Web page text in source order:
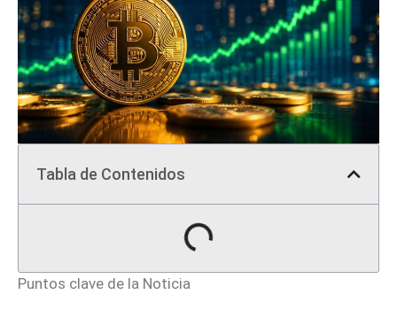
Tabla de Contenidos
Puntos clave de la Noticia